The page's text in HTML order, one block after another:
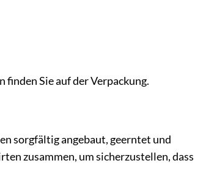
finden Sie auf der Verpackung.
sorgfältig angebaut, geerntet und
zusammen, um sicherzustellen, dass